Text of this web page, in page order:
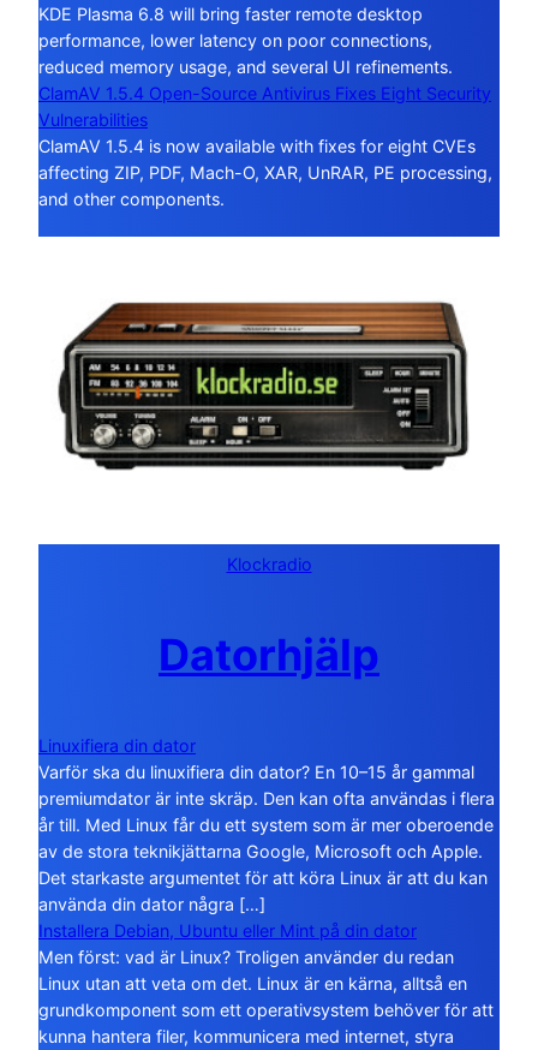
KDE Plasma 6.8 will bring faster remote desktop
performance, lower latency on poor connections,
reduced memory usage, and several UI refinements.
ClamAV 1.5.4 Open-Source Antivirus Fixes Eight Security
Vulnerabilities
ClamAV 1.5.4 is now available with fixes for eight CVEs
affecting ZIP, PDF, Mach-O, XAR, UnRAR, PE processing,
and other components.
Klockradio
Datorhjälp
Linuxifiera din dator
Varför ska du linuxifiera din dator? En 10–15 år gammal
premiumdator är inte skräp. Den kan ofta användas i flera
år till. Med Linux får du ett system som är mer oberoende
av de stora teknikjättarna Google, Microsoft och Apple.
Det starkaste argumentet för att köra Linux är att du kan
använda din dator några […]
Installera Debian, Ubuntu eller Mint på din dator
Men först: vad är Linux? Troligen använder du redan
Linux utan att veta om det. Linux är en kärna, alltså en
grundkomponent som ett operativsystem behöver för att
kunna hantera filer, kommunicera med internet, styra